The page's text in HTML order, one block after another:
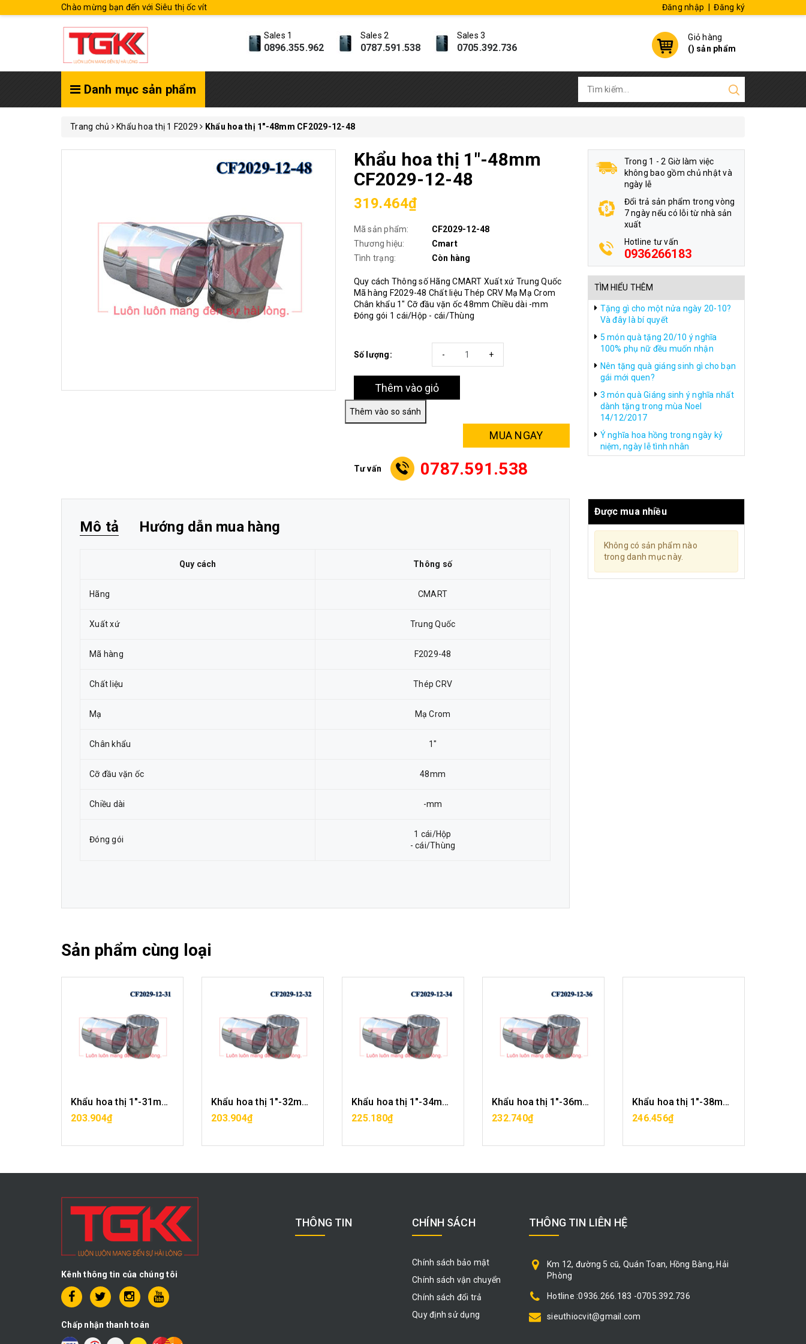
Chào mừng bạn đến với Siêu thị ốc vít Đăng nhập Đăng ký
Sales 1
0896.355.962
Sales 2
0787.591.538
Sales 3
0705.392.736
Giỏ hàng
() sản phẩm
Danh mục sản phẩm
Trang chủ Khẩu hoa thị 1 F2029 Khẩu hoa thị 1"-48mm CF2029-12-48
Khẩu hoa thị 1"-48mm
CF2029-12-48
319.464₫
Mã sản phẩm:
CF2029-12-48
Thương hiệu:
Cmart
Tình trạng:
Còn hàng
Quy cách Thông số Hãng CMART Xuất xứ Trung Quốc
Mã hàng F2029-48 Chất liệu Thép CRV Mạ Mạ Crom
Chân khẩu 1" Cỡ đầu vặn ốc 48mm Chiều dài -mm
Đóng gói 1 cái/Hộp - cái/Thùng
Số lượng: +
-
Thêm vào giỏ
MUA NGAY
Tư vấn 0787.591.538
Trong 1 - 2 Giờ làm việc
không bao gồm chủ nhật và
ngày lễ
Đổi trả sản phẩm trong vòng
7 ngày nếu có lỗi từ nhà sản
xuất
Hotline tư vấn
0936266183
TÌM HIỂU THÊM
Tặng gì cho một nửa ngày 20-10?
Và đây là bí quyết
5 món quà tặng 20/10 ý nghĩa
100% phụ nữ đều muốn nhận
Nên tặng quà giáng sinh gì cho bạn
gái mới quen?
3 món quà Giáng sinh ý nghĩa nhất
dành tặng trong mùa Noel
14/12/2017
Ý nghĩa hoa hồng trong ngày kỷ
niệm, ngày lễ tình nhân
Mô tả Hướng dẫn mua hàng
Quy cách Thông số
Hãng CMART
Xuất xứ Trung Quốc
Mã hàng F2029-48
Chất liệu Thép CRV
Mạ Mạ Crom
Chân khẩu 1"
Cỡ đầu vặn ốc 48mm
Chiều dài -mm
Đóng gói
1 cái/Hộp
- cái/Thùng
Được mua nhiều
Không có sản phẩm nào
trong danh mục này.
Sản phẩm cùng loại
Khẩu hoa thị 1"-31mm CF2029-12-31
203.904₫
MUA HÀNG
Khẩu hoa thị 1"-32mm CF2029-12-32
203.904₫
MUA HÀNG
Khẩu hoa thị 1"-34mm CF2029-12-34
225.180₫
MUA HÀNG
Khẩu hoa thị 1"-36mm CF2029-12-36
232.740₫
MUA HÀNG
Khẩu hoa thị 1"-38mm CF2029-12-38
246.456₫
MUA HÀNG
Kênh thông tin của chúng tôi
Chấp nhận thanh toán
THÔNG TIN CHÍNH SÁCH
Chính sách bảo mật
Chính sách vận chuyển
Chính sách đổi trả
Quy định sử dụng
THÔNG TIN LIÊN HỆ
Km 12, đường 5 cũ, Quán Toan, Hồng Bàng, Hải
Phòng
Hotline :0936.266.183 -0705.392.736
sieuthiocvit@gmail.com